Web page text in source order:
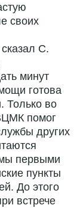
своих
С.
минут
готова
Только во
помог
других
первыми
пункты
До этого
встрече